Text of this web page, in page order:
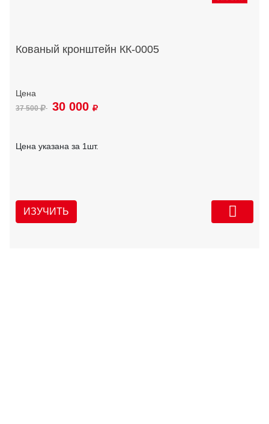
Кованый кронштейн КК-0005
37 500 30 000
Цена указана за 1шт.
ИЗУЧИТЬ